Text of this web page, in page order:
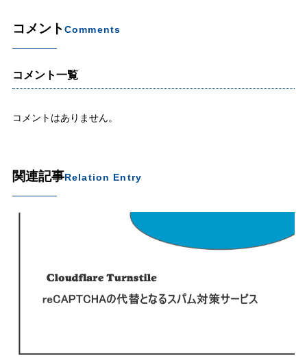
コメントComments
コメント一覧
コメントはありません。
関連記事Relation Entry